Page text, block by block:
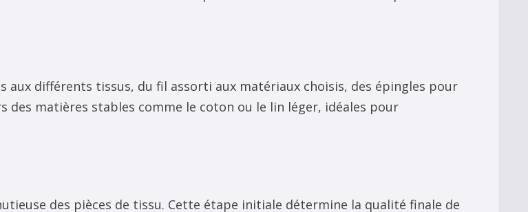
différents tissus, du fil assorti aux matériaux choisis, des épingles pour
des matières stables comme le coton ou le lin léger, idéales pour
des pièces de tissu. Cette étape initiale détermine la qualité finale de